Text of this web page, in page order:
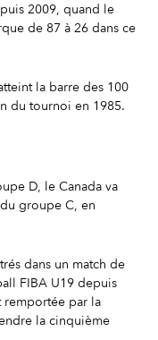
2009, quand le
de 87 à 26 dans ce
la barre des 100
du tournoi en 1985.
D, le Canada va
groupe C, en
dans un match de
FIBA U19 depuis
remportée par la
la cinquième